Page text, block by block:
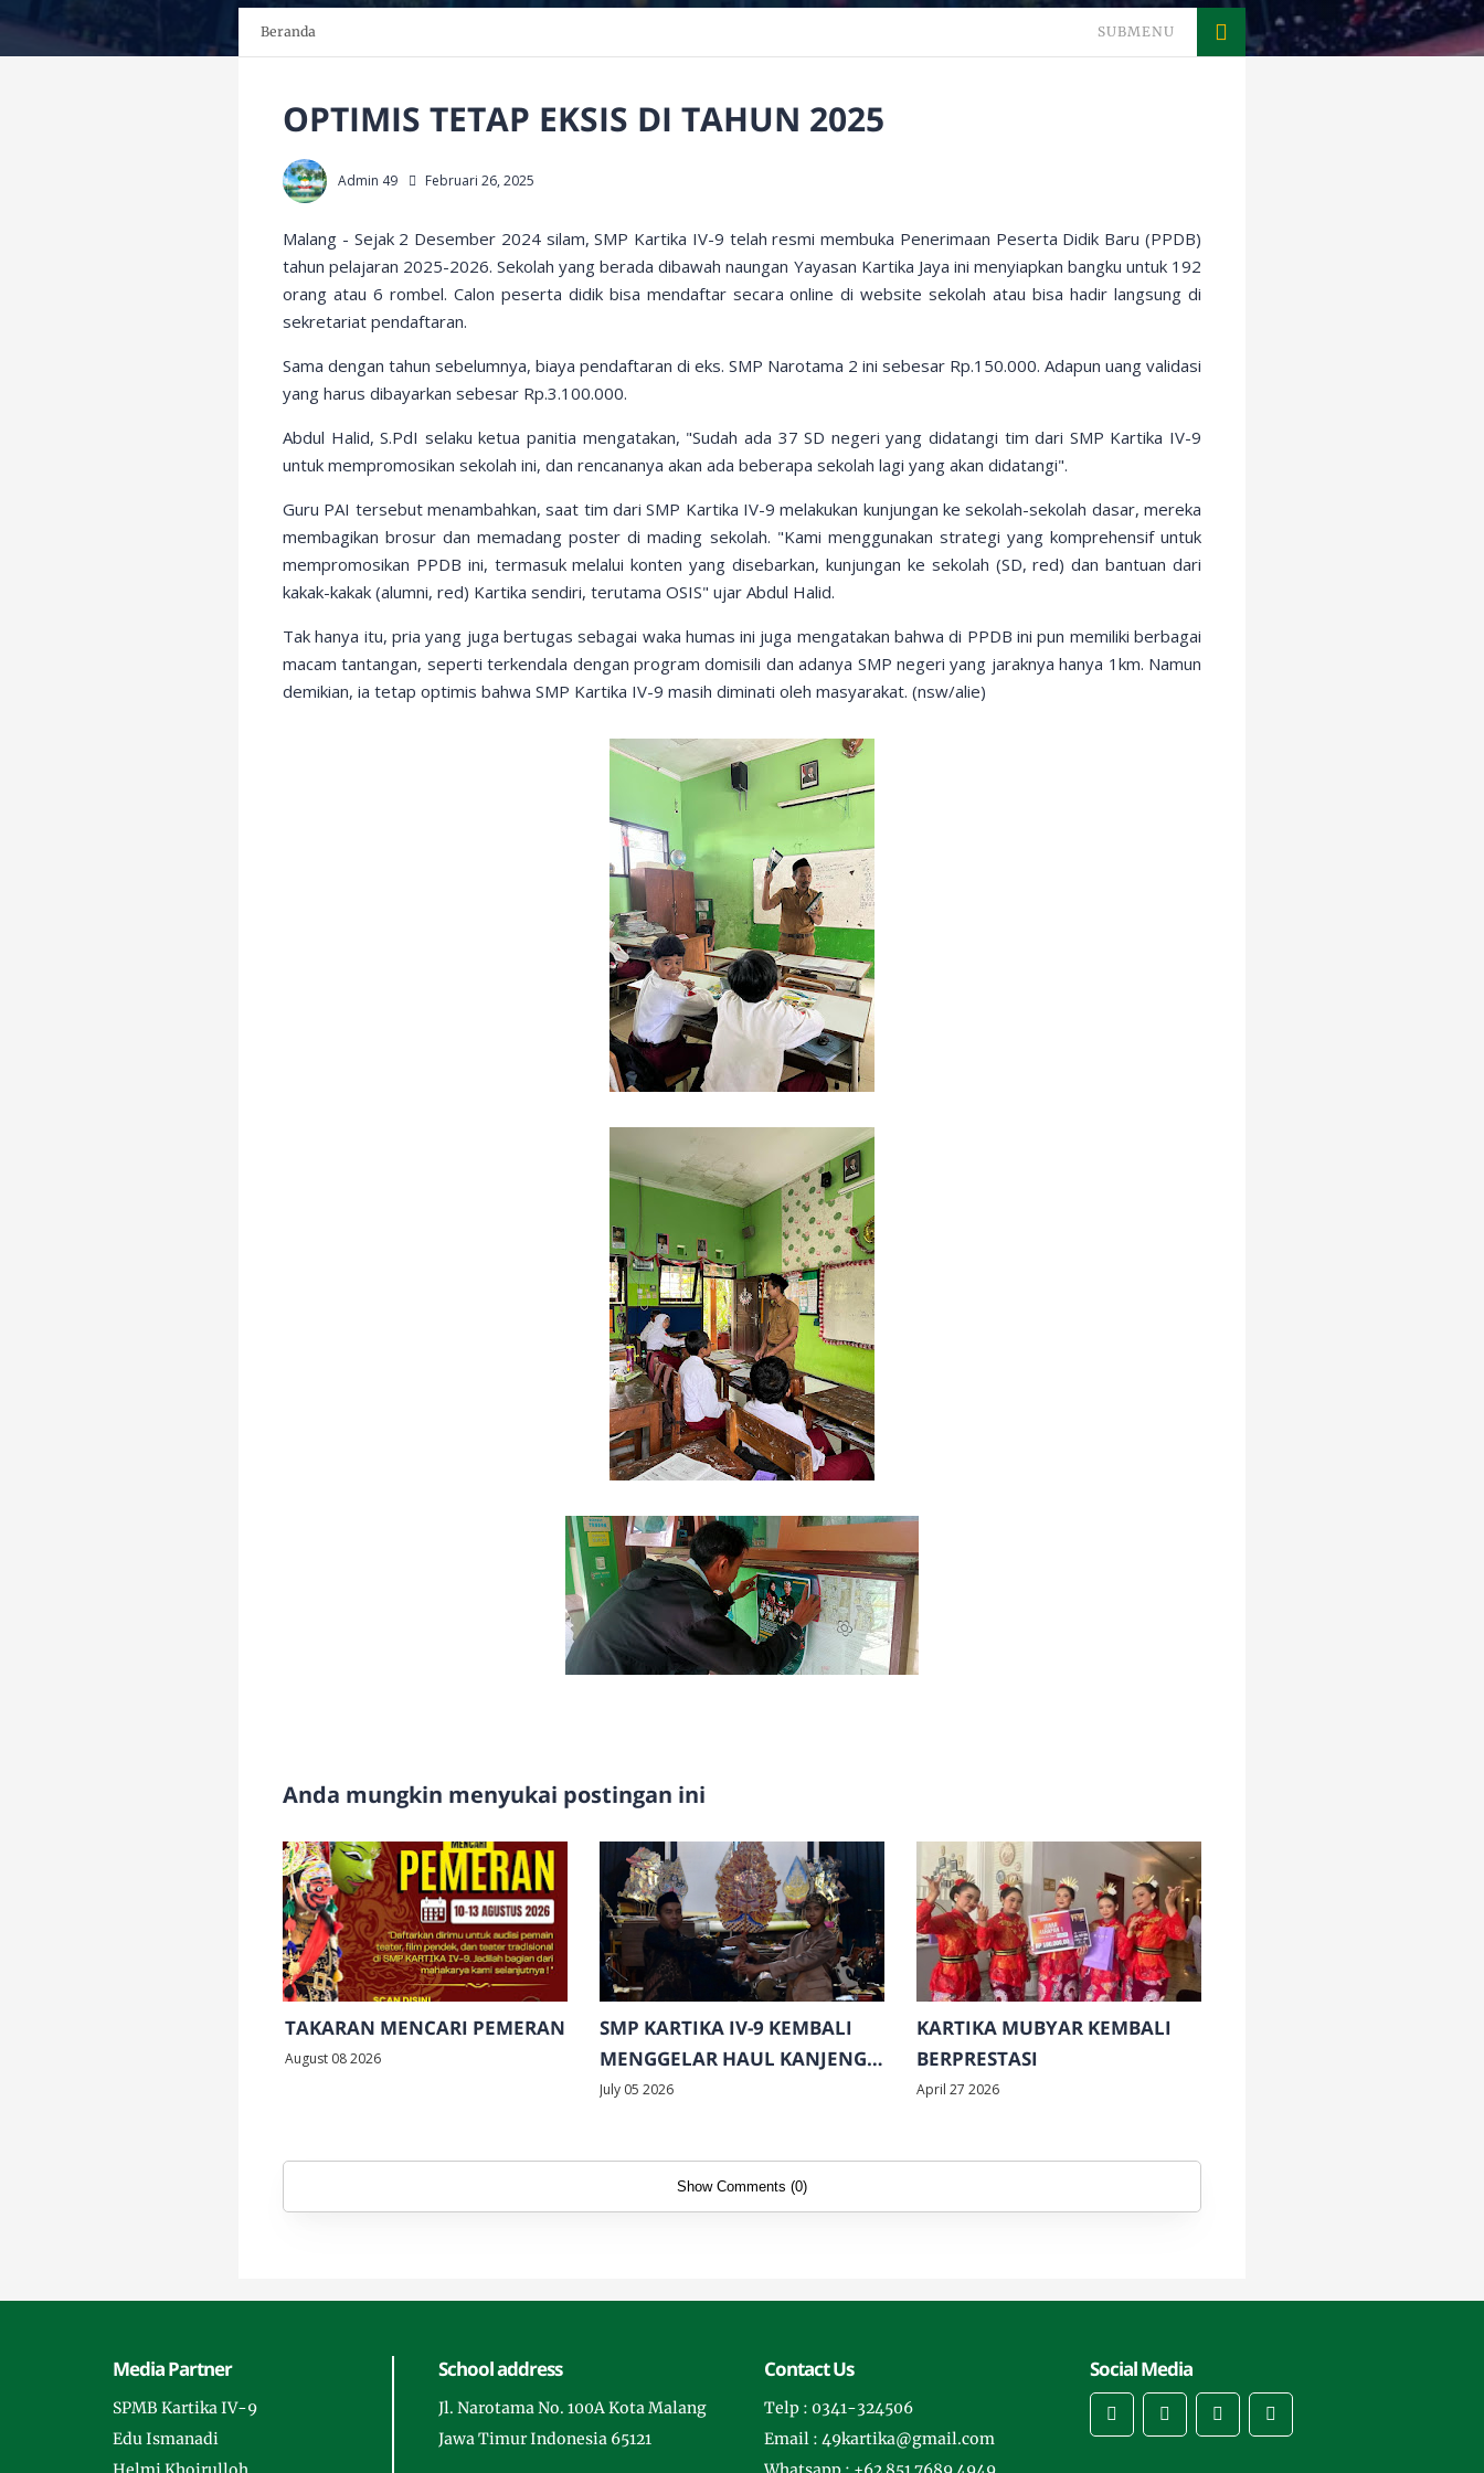
Beranda SUBMENU
OPTIMIS TETAP EKSIS DI TAHUN 2025
Admin 49 Februari 26, 2025
Malang - Sejak 2 Desember 2024 silam, SMP Kartika IV-9 telah resmi membuka Penerimaan Peserta Didik Baru (PPDB)
tahun pelajaran 2025-2026. Sekolah yang berada dibawah naungan Yayasan Kartika Jaya ini menyiapkan bangku untuk 192
orang atau 6 rombel. Calon peserta didik bisa mendaftar secara online di website sekolah atau bisa hadir langsung di
sekretariat pendaftaran.
Sama dengan tahun sebelumnya, biaya pendaftaran di eks. SMP Narotama 2 ini sebesar Rp.150.000. Adapun uang validasi
yang harus dibayarkan sebesar Rp.3.100.000.
Abdul Halid, S.PdI selaku ketua panitia mengatakan, "Sudah ada 37 SD negeri yang didatangi tim dari SMP Kartika IV-9
untuk mempromosikan sekolah ini, dan rencananya akan ada beberapa sekolah lagi yang akan didatangi".
Guru PAI tersebut menambahkan, saat tim dari SMP Kartika IV-9 melakukan kunjungan ke sekolah-sekolah dasar, mereka
membagikan brosur dan memadang poster di mading sekolah. "Kami menggunakan strategi yang komprehensif untuk
mempromosikan PPDB ini, termasuk melalui konten yang disebarkan, kunjungan ke sekolah (SD, red) dan bantuan dari
kakak-kakak (alumni, red) Kartika sendiri, terutama OSIS" ujar Abdul Halid.
Tak hanya itu, pria yang juga bertugas sebagai waka humas ini juga mengatakan bahwa di PPDB ini pun memiliki berbagai
macam tantangan, seperti terkendala dengan program domisili dan adanya SMP negeri yang jaraknya hanya 1km. Namun
demikian, ia tetap optimis bahwa SMP Kartika IV-9 masih diminati oleh masyarakat. (nsw/alie)
Anda mungkin menyukai postingan ini
TAKARAN MENCARI PEMERAN
August 08 2026
SMP KARTIKA IV-9 KEMBALI
MENGGELAR HAUL KANJENG
SUNAN KALIJAGA
July 05 2026
KARTIKA MUBYAR KEMBALI
BERPRESTASI
April 27 2026
Show Comments (0)
Media Partner
SPMB Kartika IV-9
Edu Ismanadi
School address
Jl. Narotama No. 100A Kota Malang
Jawa Timur Indonesia 65121
Contact Us
Telp : 0341-324506
Email : 49kartika@gmail.com
Social Media